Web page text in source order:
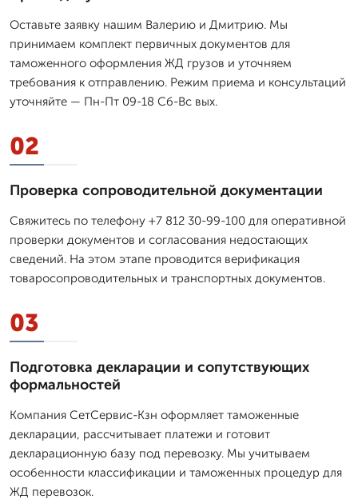
Оставьте заявку нашим Валерию и Дмитрию. Мы
принимаем комплект первичных документов для
таможенного оформления ЖД грузов и уточняем
требования к отправлению. Режим приема и консультаций
уточняйте — Пн-Пт 09-18 Сб-Вс вых.
02
Проверка сопроводительной документации
Свяжитесь по телефону +7 812 30-99-100 для оперативной
проверки документов и согласования недостающих
сведений. На этом этапе проводится верификация
товаросопроводительных и транспортных документов.
03
Подготовка декларации и сопутствующих
формальностей
Компания СетСервис-Кзн оформляет таможенные
декларации, рассчитывает платежи и готовит
декларационную базу под перевозку. Мы учитываем
особенности классификации и таможенных процедур для
ЖД перевозок.